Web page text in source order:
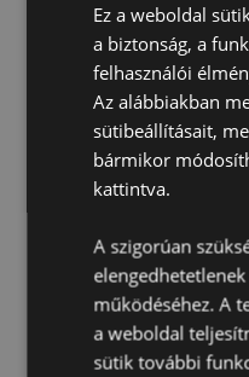
Termékleírás
Bögre, Kerámia,
Anyaga:Dolomiti
Élelmiszerekkel
Igen
Nem
Mosogatógépben
Űrtartalom: TBD
Ünnep/Szezon/
Ez a weboldal
a biztonság, a
felhasználói
Az alábbiakban
sütibeállításait,
bármikor
kattintva.
A szigorúan
működéséhez. A
a weboldal
sütik további